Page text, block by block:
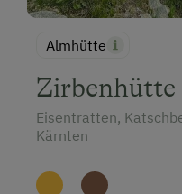
Almhütte
Zirbenhütte
Eisentratten,
Kärnten